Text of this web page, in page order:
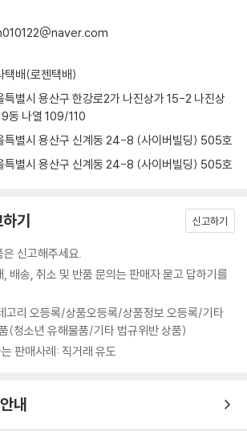
택배(로젠택배)
특별시 용산구 한강로2가 나진상가 15-2 나진상
동 나열 109/110
특별시 용산구 신계동 24-8 (사이버빌딩) 505호
특별시 용산구 신계동 24-8 (사이버빌딩) 505호
기 신고하기
신고해주세요.
배송, 취소 및 반품 문의는 판매자 묻고 답하기를
고리 오등록/상품오등록/상품정보 오등록/기타
(청소년 유해물품/기타 법규위반 상품)
판매사례: 직거래 유도
내